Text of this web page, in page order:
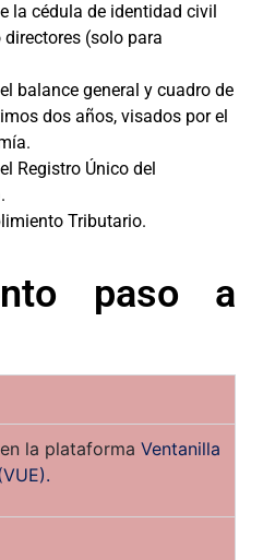
la cédula de identidad civil
(solo para
balance general y cuadro de
dos años, visados por el
Registro Único del
Tributario.
paso a
la plataforma Ventanilla